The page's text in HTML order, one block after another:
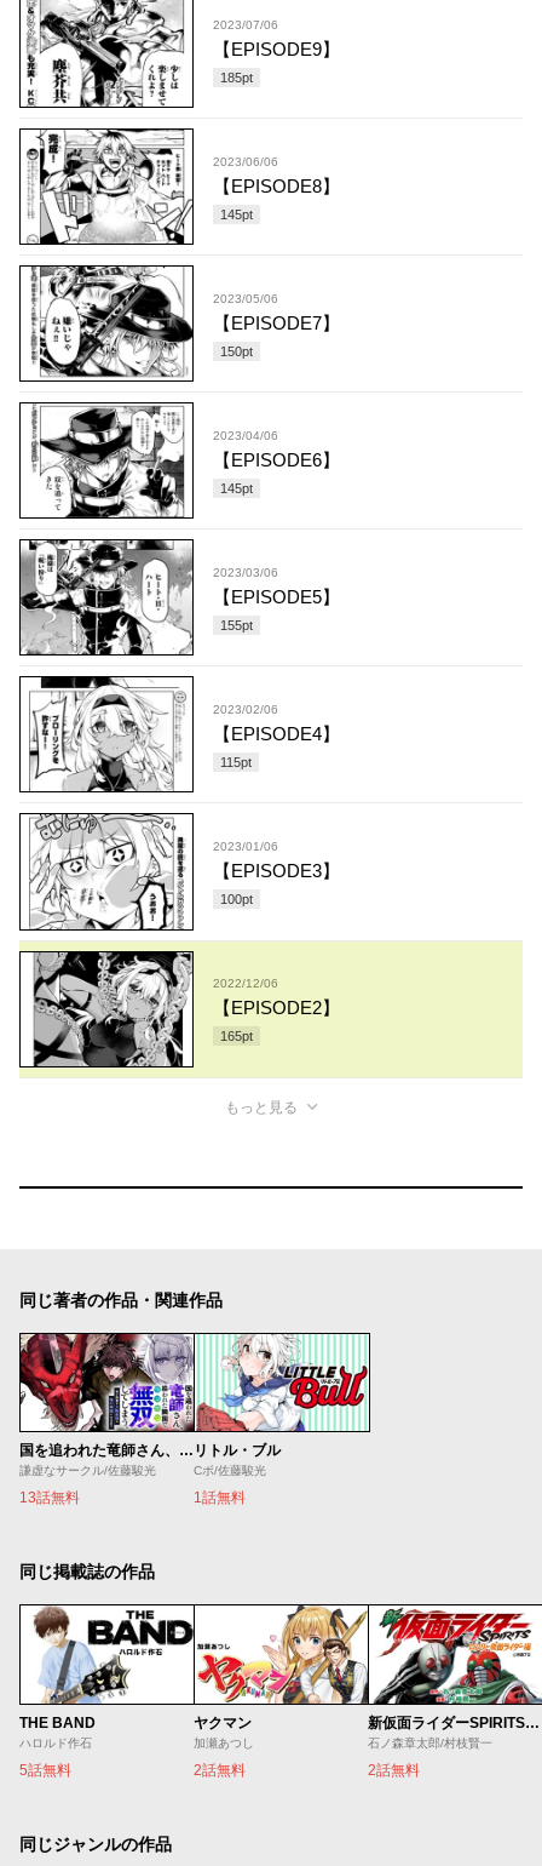
2023/07/06
【EPISODE9】
185pt
2023/06/06
【EPISODE8】
145pt
2023/05/06
【EPISODE7】
150pt
2023/04/06
【EPISODE6】
145pt
2023/03/06
【EPISODE5】
155pt
2023/02/06
【EPISODE4】
115pt
2023/01/06
【EPISODE3】
100pt
2022/12/06
【EPISODE2】
165pt
もっと見る
同じ著者の作品・関連作品
国を追われた竜師さん、拾われた隣国でうっかり無双してしまう。〜弱小国家が大陸最強の竜の楽園になるまで〜
謙虚なサークル/佐藤駿光
13話無料
リトル・ブル
Cボ/佐藤駿光
1話無料
同じ掲載誌の作品
THE BAND
ハロルド作石
5話無料
ヤクマン
加瀬あつし
2話無料
新仮面ライダーSPIRITS ロンリー仮面ライダー編
石ノ森章太郎/村枝賢一
2話無料
同じジャンルの作品